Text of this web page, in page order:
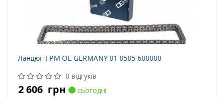
Ланцюг ГРМ OE GERMANY 01 0505 600000
0 відгуків
2 606 грн
сьогодні